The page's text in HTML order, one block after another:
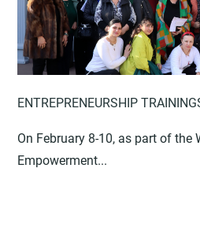
ENTREPRENEURSHIP
On February 8-10, as part of the
Empowerment...